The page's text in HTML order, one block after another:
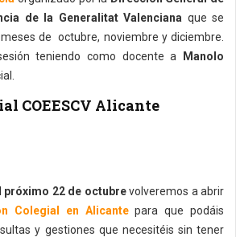
de la Generalitat Valenciana que se
de octubre, noviembre y diciembre.
teniendo como docente a
Manolo
COEESCV Alicante
próximo 22 de octubrevolveremos a abrir
Colegial en Alicantepara que podáis
y gestiones que necesitéis sin tener